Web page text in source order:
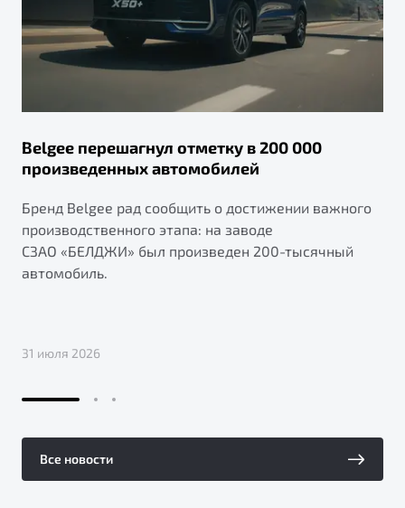
Belgee перешагнул отметку в 200 000
произведенных автомобилей
Бренд Belgee рад сообщить о достижении важного
производственного этапа: на заводе
СЗАО «БЕЛДЖИ» был произведен 200-тысячный
автомобиль.
31 июля 2026
Все новости